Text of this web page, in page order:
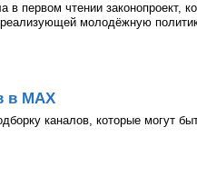
первом чтении законопроект,
реализующей молодёжную
в МАХ
каналов, которые могут